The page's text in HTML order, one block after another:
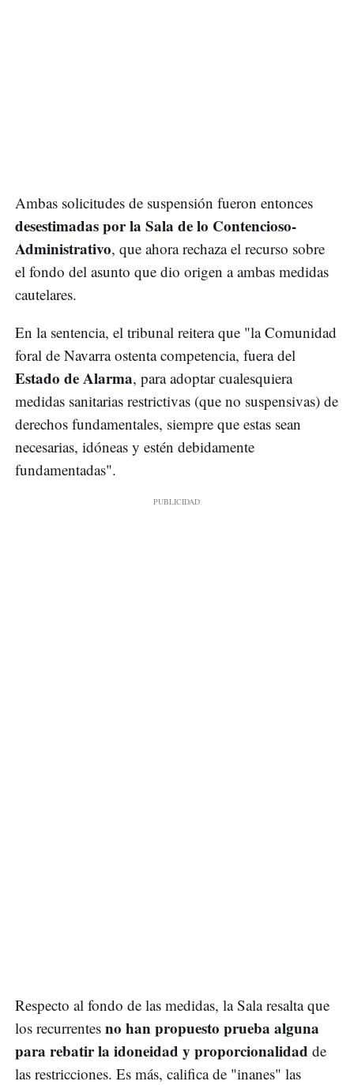
Ambas solicitudes de suspensión fueron entonces
desestimadas por la Sala de lo Contencioso-
Administrativo, que ahora rechaza el recurso sobre
el fondo del asunto que dio origen a ambas medidas
cautelares.
En la sentencia, el tribunal reitera que "la Comunidad
foral de Navarra ostenta competencia, fuera del
Estado de Alarma, para adoptar cualesquiera
medidas sanitarias restrictivas (que no suspensivas) de
derechos fundamentales, siempre que estas sean
necesarias, idóneas y estén debidamente
fundamentadas".
Respecto al fondo de las medidas, la Sala resalta que
los recurrentes no han propuesto prueba alguna
para rebatir la idoneidad y proporcionalidad de
las restricciones. Es más, califica de "inanes" las